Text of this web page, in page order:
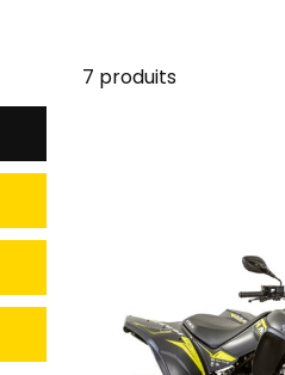
7 produits